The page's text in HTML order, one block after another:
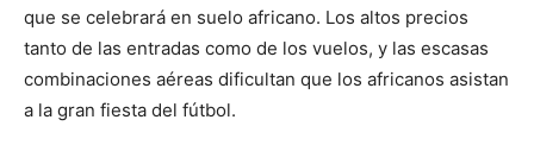
que se celebrará en suelo africano. Los altos precios
tanto de las entradas como de los vuelos, y las escasas
combinaciones aéreas dificultan que los africanos asistan
a la gran fiesta del fútbol.